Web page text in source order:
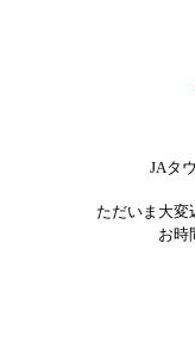
JAタ
ただいま大変
お時